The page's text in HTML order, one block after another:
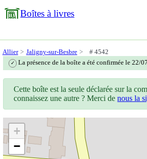
Boîtes à livres
Allier Jaligny-sur-Besbre # 4542
✓ La présence de la boîte a été confirmée le 22/
Cette boîte est la seule déclarée sur la
connaissez une autre ? Merci denous la
+
−